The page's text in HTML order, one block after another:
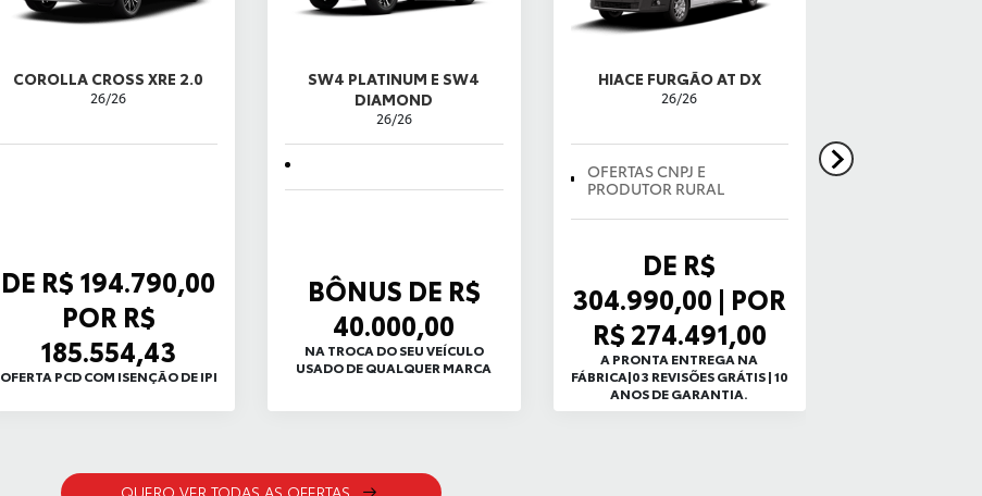
COROLLA CROSS XRE 2.0
26/26
DE R$ 194.790,00
POR R$
185.554,43
OFERTA PCD COM ISENÇÃO DE IPI
SW4 PLATINUM E SW4
DIAMOND
26/26
BÔNUS DE R$
40.000,00
NA TROCA DO SEU VEÍCULO
USADO DE QUALQUER MARCA
HIACE FURGÃO AT DX
26/26
OFERTAS CNPJ E
PRODUTOR RURAL
DE R$
304.990,00 | POR
R$ 274.491,00
A PRONTA ENTREGA NA
FÁBRICA|03 REVISÕES GRÁTIS | 10
ANOS DE GARANTIA.